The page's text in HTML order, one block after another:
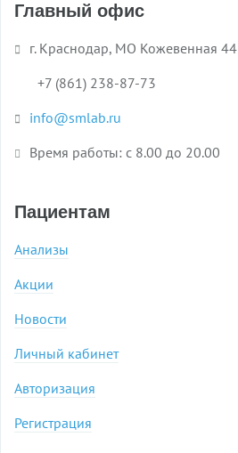
Пациентам
Анализы
Акции
Новости
Личный кабинет
Авторизация
Регистрация
Главный офис
г. Краснодар, МО Кожевенная 44
+7 (861) 238-87-73
info@smlab.ru
Время работы: с 8.00 до 20.00